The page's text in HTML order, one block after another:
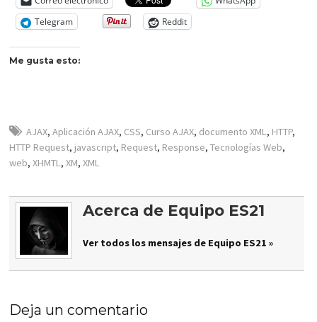
Telegram
Reddit
Me gusta esto:
AJAX,Aplicación AJAX, CSS, Curso AJAX, documento XML, HTTP,
HTTP Request, javascript, Request, Response,Tecnologías Web,
web,XHMTL,XM,XML
Acerca de Equipo ES21
Ver todos los mensajes de Equipo ES21 »
Deja un comentario